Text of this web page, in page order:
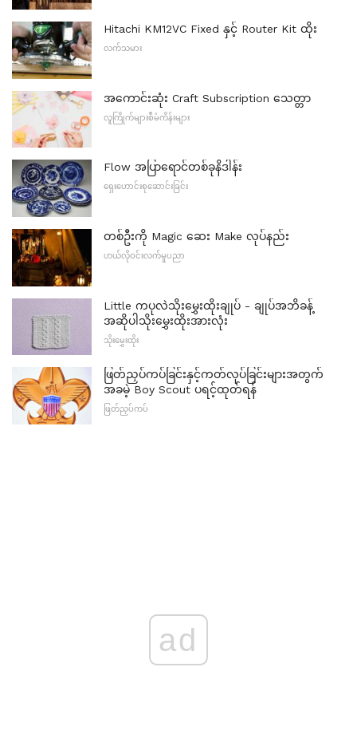
Hitachi KM12VC Fixed နှင့် Router Kit ထိုး
လက်သမား
အကောင်းဆုံး Craft Subscription သေတ္တာ
လူကြိုက်များစီမံကိန်းများ
Flow အပြာရောင်တစ်ခုနိဒါန်း
ရှေးဟောင်းစုဆောင်းခြင်း
တစ်ဦးကို Magic ဆေး Make လုပ်နည်း
ဟယ်လိုဝင်းလက်မှုပညာ
Little ကပုလဲသိုးမွှေးထိုးချုပ် - ချုပ်အဘိခန့်
အဆိုပါသိုးမွှေးထိုးအားလုံး
သိုးမွှေးထိုး
ဖြတ်ညှပ်ကပ်ခြင်းနှင့်ကတ်လုပ်ခြင်းများအတွက်
အခမဲ့ Boy Scout ပရင့်ထုတ်ရန်
ဖြတ်ညှပ်ကပ်
ad